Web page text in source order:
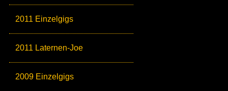
2011 Einzelgigs
2011 Laternen-Joe
2009 Einzelgigs